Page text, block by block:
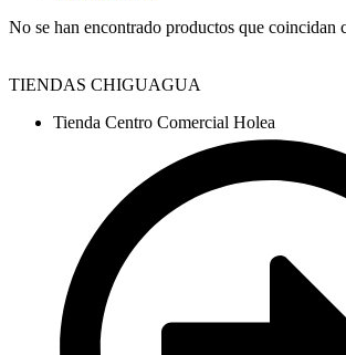
No se han encontrado productos que coincidan
TIENDAS CHIGUAGUA
Tienda Centro Comercial Holea